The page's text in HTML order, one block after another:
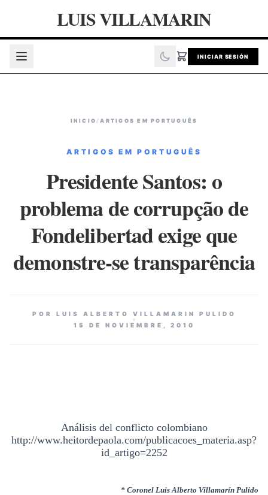
LUIS VILLAMARIN
INICIAR SESIÓN
INICIO /ARTIGOS EM PORTUGUÊS
ARTIGOS EM PORTUGUÊS
Presidente Santos: o
problema de corrupção de
Fondelibertad exige que
demonstre-se transparência
POR LUIS ALBERTO VILLAMARIN PULIDO
15 DE NOVIEMBRE, 2010
Análisis del conflicto colombiano
http://www.heitordepaola.com/publicacoes_materia.asp?
id_artigo=2252
* Coronel Luis Alberto Villamarín Pulido